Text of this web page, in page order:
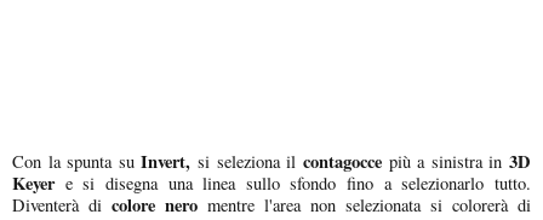
Con la spunta suInvert, si seleziona il contagoccepiù a sinistra in 3D
Keyere si disegna una linea sullo sfondo fino a selezionarlo tutto.
Diventerà di colore nero mentre l'area non selezionata si colorerà di